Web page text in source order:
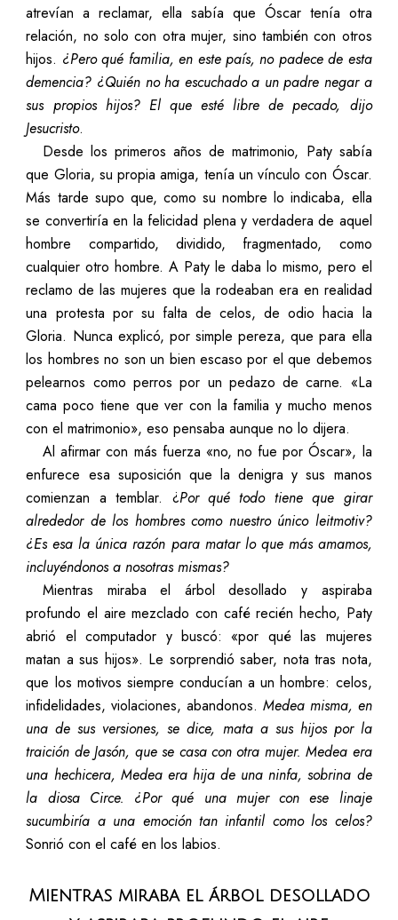
atrevían a reclamar, ella sabía que Óscar tenía otra
relación, no solo con otra mujer, sino también con otros
hijos. ¿Pero qué familia, en este país, no padece de esta
demencia? ¿Quién no ha escuchado a un padre negar a
sus propios hijos? El que esté libre de pecado, dijo
Jesucristo.
Desde los primeros años de matrimonio, Paty sabía
que Gloria, su propia amiga, tenía un vínculo con Óscar.
Más tarde supo que, como su nombre lo indicaba, ella
se convertiría en la felicidad plena y verdadera de aquel
hombre compartido, dividido, fragmentado, como
cualquier otro hombre. A Paty le daba lo mismo, pero el
reclamo de las mujeres que la rodeaban era en realidad
una protesta por su falta de celos, de odio hacia la
Gloria. Nunca explicó, por simple pereza, que para ella
los hombres no son un bien escaso por el que debemos
pelearnos como perros por un pedazo de carne. «La
cama poco tiene que ver con la familia y mucho menos
con el matrimonio», eso pensaba aunque no lo dijera.
Al afirmar con más fuerza «no, no fue por Óscar», la
enfurece esa suposición que la denigra y sus manos
comienzan a temblar. ¿Por qué todo tiene que girar
alrededor de los hombres como nuestro único leitmotiv?
¿Es esa la única razón para matar lo que más amamos,
incluyéndonos a nosotras mismas?
Mientras miraba el árbol desollado y aspiraba
profundo el aire mezclado con café recién hecho, Paty
abrió el computador y buscó: «por qué las mujeres
matan a sus hijos». Le sorprendió saber, nota tras nota,
que los motivos siempre conducían a un hombre: celos,
infidelidades, violaciones, abandonos. Medea misma, en
una de sus versiones, se dice, mata a sus hijos por la
traición de Jasón, que se casa con otra mujer. Medea era
una hechicera, Medea era hija de una ninfa, sobrina de
la diosa Circe. ¿Por qué una mujer con ese linaje
sucumbiría a una emoción tan infantil como los celos?
Sonrió con el café en los labios.
Mientras miraba el árbol desollado